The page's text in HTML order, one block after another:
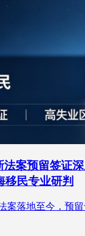
法案预留签证
移民专业研判
案落地至今，预